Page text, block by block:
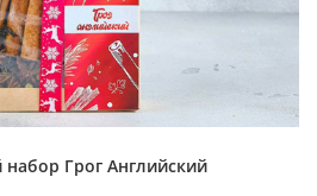
Грог Английский